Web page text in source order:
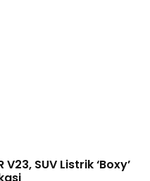
SUV Listrik ‘Boxy’